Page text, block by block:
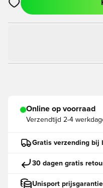
Opent een venster om in
Online op voorraad
Verzendtijd 2-4
Gratis verzending bij
30 dagen gratis
Unisport prijsgarantie